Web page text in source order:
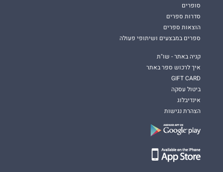
סופרים
סדרות ספרים
הוצאות ספרים
ספרים במבצעים ושיתופי פעולה
קניה באתר - שו"ת
איך לרכוש ספר באתר
GIFT CARD
ביטול עסקה
אינדיבלוג
הצהרת נגישות